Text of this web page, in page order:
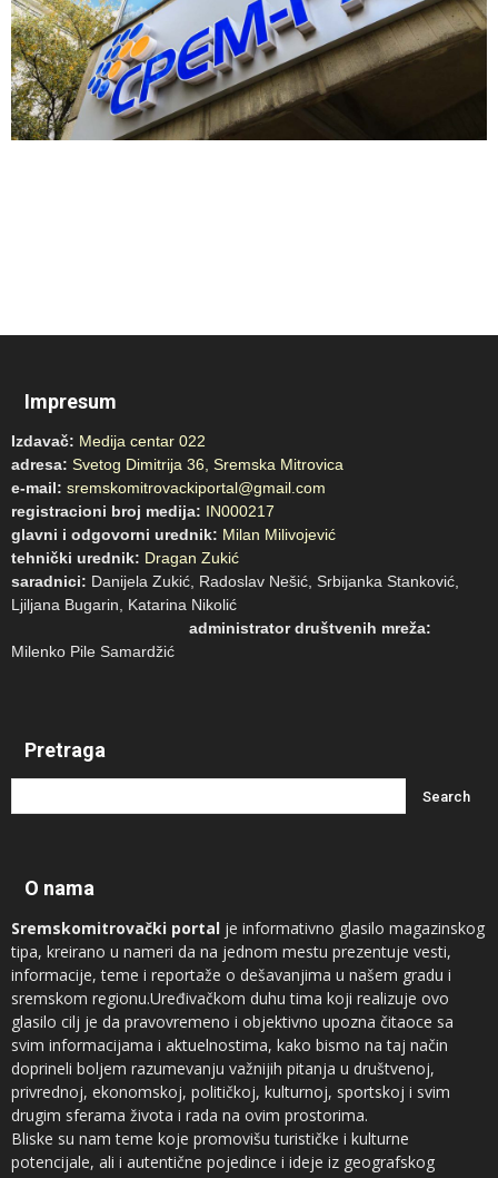
Impresum
Izdavač: Medija centar 022
adresa: Svetog Dimitrija 36, Sremska Mitrovica
e-mail: sremskomitrovackiportal@gmail.com
registracioni broj medija: IN000217
glavni i odgovorni urednik: Milan Milivojević
tehnički urednik: Dragan Zukić
saradnici: Danijela Zukić, Radoslav Nešić, Srbijanka Stanković,
Ljiljana Bugarin, Katarina Nikolić
administrator društvenih mreža:
Milenko Pile Samardžić
Pretraga
O nama
Sremskomitrovački portal je informativno glasilo magazinskog
tipa, kreirano u nameri da na jednom mestu prezentuje vesti,
informacije, teme i reportaže o dešavanjima u našem gradu i
sremskom regionu.Uređivačkom duhu tima koji realizuje ovo
glasilo cilj je da pravovremeno i objektivno upozna čitaoce sa
svim informacijama i aktuelnostima, kako bismo na taj način
doprineli boljem razumevanju važnijih pitanja u društvenoj,
privrednoj, ekonomskoj, političkoj, kulturnoj, sportskoj i svim
drugim sferama života i rada na ovim prostorima.
Bliske su nam teme koje promovišu turističke i kulturne
potencijale, ali i autentične pojedince i ideje iz geografskog